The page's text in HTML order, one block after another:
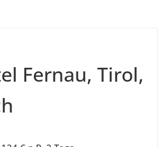
Fernau, Tirol,